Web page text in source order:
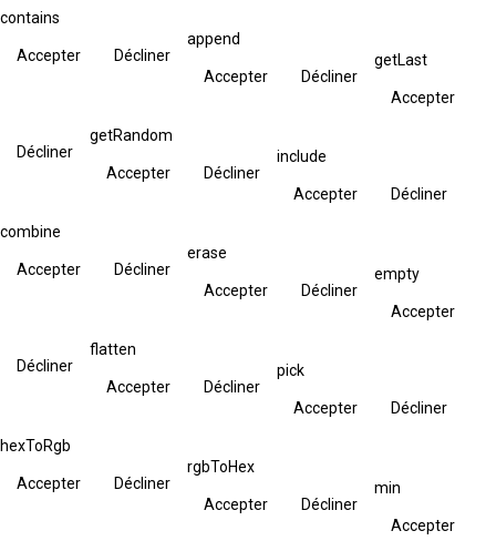
contains
Accepter Décliner
append
Accepter Décliner
getLast
Accepter
Décliner
getRandom
Accepter Décliner
include
Accepter Décliner
combine
Accepter Décliner
erase
Accepter Décliner
empty
Accepter
Décliner
flatten
Accepter Décliner
pick
Accepter Décliner
hexToRgb
Accepter Décliner
rgbToHex
Accepter Décliner
min
Accepter